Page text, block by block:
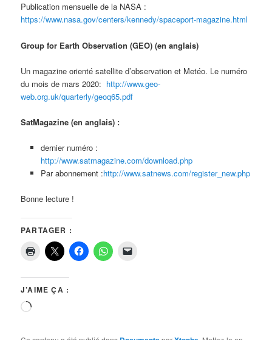
Publication mensuelle de la NASA :
https://www.nasa.gov/centers/kennedy/spaceport-magazine.html
Group for Earth Observation (GEO) (en anglais)
Un magazine orienté satellite d’observation et Metéo. Le numéro
du mois de mars 2020: http://www.geo-
web.org.uk/quarterly/geoq65.pdf
SatMagazine (en anglais) :
dernier numéro :
http://www.satmagazine.com/download.php
Par abonnement :http://www.satnews.com/register_new.php
Bonne lecture !
PARTAGER :
J’AIME ÇA :
Chargement…